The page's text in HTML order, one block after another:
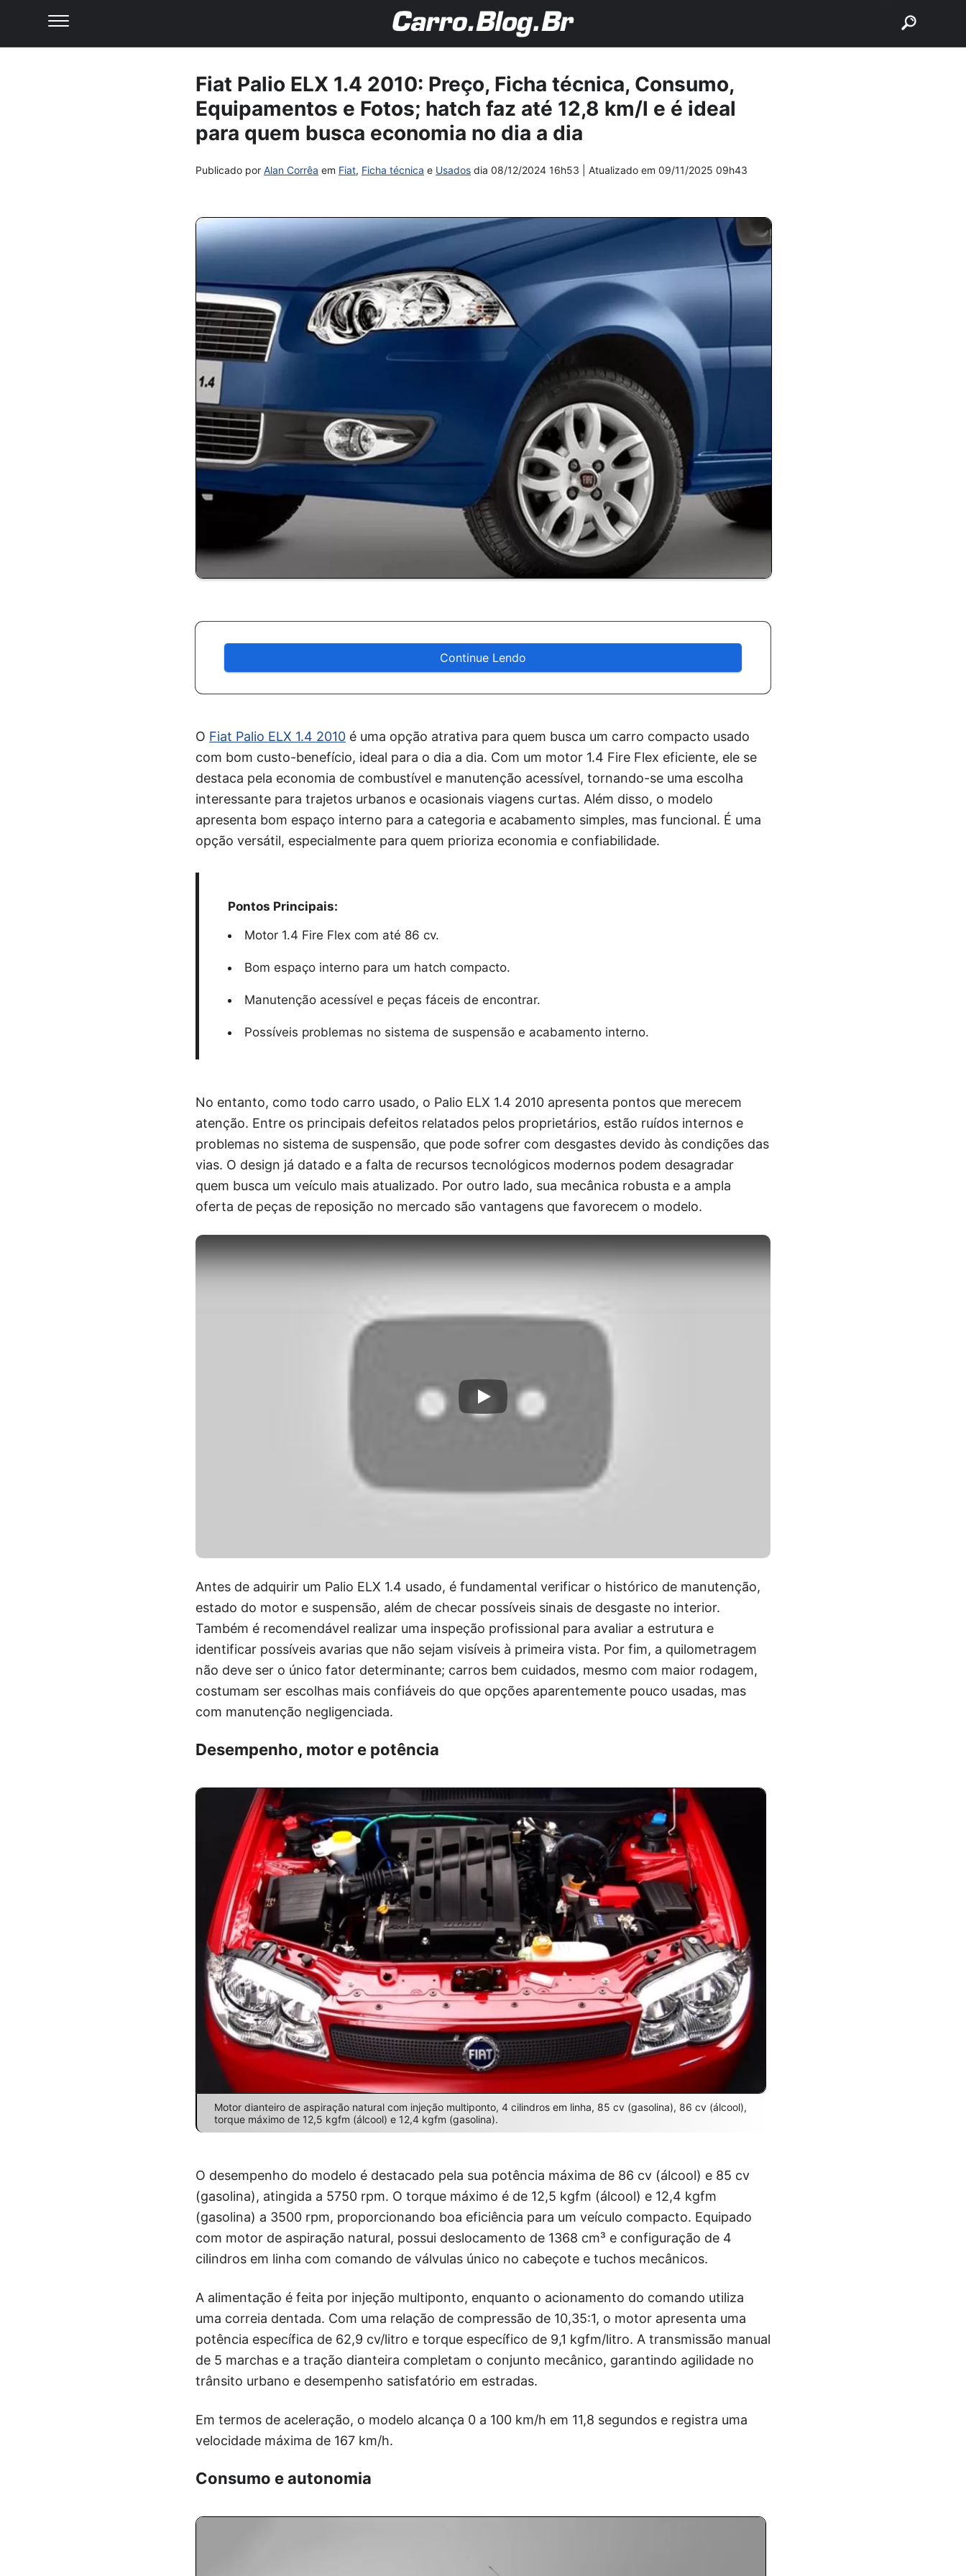
Fiat Palio ELX 1.4 2010: Preço, Ficha técnica, Consumo,
Equipamentos e Fotos; hatch faz até 12,8 km/l e é ideal
para quem busca economia no dia a dia
Publicado por Alan Corrêa em Fiat, Ficha técnica e Usados dia 08/12/2024 16h53 | Atualizado em 09/11/2025 09h43
Continue Lendo
O Fiat Palio ELX 1.4 2010 é uma opção atrativa para quem busca um carro compacto usado
com bom custo-benefício, ideal para o dia a dia. Com um motor 1.4 Fire Flex eficiente, ele se
destaca pela economia de combustível e manutenção acessível, tornando-se uma escolha
interessante para trajetos urbanos e ocasionais viagens curtas. Além disso, o modelo
apresenta bom espaço interno para a categoria e acabamento simples, mas funcional. É uma
opção versátil, especialmente para quem prioriza economia e confiabilidade.
Pontos Principais:
Motor 1.4 Fire Flex com até 86 cv.
Bom espaço interno para um hatch compacto.
Manutenção acessível e peças fáceis de encontrar.
Possíveis problemas no sistema de suspensão e acabamento interno.
No entanto, como todo carro usado, o Palio ELX 1.4 2010 apresenta pontos que merecem
atenção. Entre os principais defeitos relatados pelos proprietários, estão ruídos internos e
problemas no sistema de suspensão, que pode sofrer com desgastes devido às condições das
vias. O design já datado e a falta de recursos tecnológicos modernos podem desagradar
quem busca um veículo mais atualizado. Por outro lado, sua mecânica robusta e a ampla
oferta de peças de reposição no mercado são vantagens que favorecem o modelo.
Antes de adquirir um Palio ELX 1.4 usado, é fundamental verificar o histórico de manutenção,
estado do motor e suspensão, além de checar possíveis sinais de desgaste no interior.
Também é recomendável realizar uma inspeção profissional para avaliar a estrutura e
identificar possíveis avarias que não sejam visíveis à primeira vista. Por fim, a quilometragem
não deve ser o único fator determinante; carros bem cuidados, mesmo com maior rodagem,
costumam ser escolhas mais confiáveis do que opções aparentemente pouco usadas, mas
com manutenção negligenciada.
Desempenho, motor e potência
Motor dianteiro de aspiração natural com injeção multiponto, 4 cilindros em linha, 85 cv (gasolina), 86 cv (álcool),
torque máximo de 12,5 kgfm (álcool) e 12,4 kgfm (gasolina).
O desempenho do modelo é destacado pela sua potência máxima de 86 cv (álcool) e 85 cv
(gasolina), atingida a 5750 rpm. O torque máximo é de 12,5 kgfm (álcool) e 12,4 kgfm
(gasolina) a 3500 rpm, proporcionando boa eficiência para um veículo compacto. Equipado
com motor de aspiração natural, possui deslocamento de 1368 cm³ e configuração de 4
cilindros em linha com comando de válvulas único no cabeçote e tuchos mecânicos.
A alimentação é feita por injeção multiponto, enquanto o acionamento do comando utiliza
uma correia dentada. Com uma relação de compressão de 10,35:1, o motor apresenta uma
potência específica de 62,9 cv/litro e torque específico de 9,1 kgfm/litro. A transmissão manual
de 5 marchas e a tração dianteira completam o conjunto mecânico, garantindo agilidade no
trânsito urbano e desempenho satisfatório em estradas.
Em termos de aceleração, o modelo alcança 0 a 100 km/h em 11,8 segundos e registra uma
velocidade máxima de 167 km/h.
Consumo e autonomia